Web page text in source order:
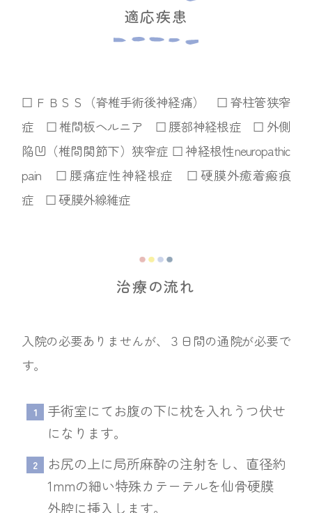
適応疾患
☐︎ ＦＢＳＳ（脊椎手術後神経痛） ☐︎ 脊柱管狭窄
症 ☐︎ 椎間板ヘルニア ☐︎ 腰部神経根症 ☐︎ 外側
陥凹（椎間関節下）狭窄症 ☐︎ 神経根性neuropathic
pain ☐︎ 腰痛症性神経根症 ☐︎ 硬膜外癒着瘢痕
症 ☐︎ 硬膜外線維症
治療の流れ
入院の必要ありませんが、３日間の通院が必要で
す。
手術室にてお腹の下に枕を入れうつ伏せ
になります。
お尻の上に局所麻酔の注射をし、直径約
1mmの細い特殊カテーテルを仙骨硬膜
外腔に挿入します。